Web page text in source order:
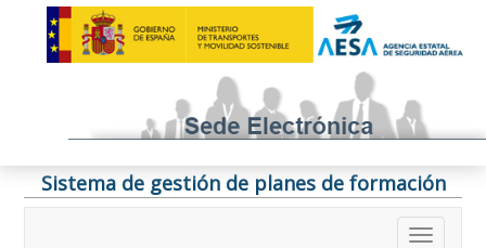
Sistema de gestión de planes de formación